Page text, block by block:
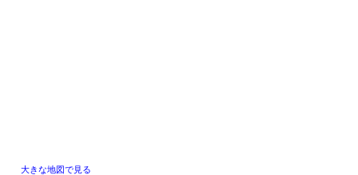
大きな地図で見る